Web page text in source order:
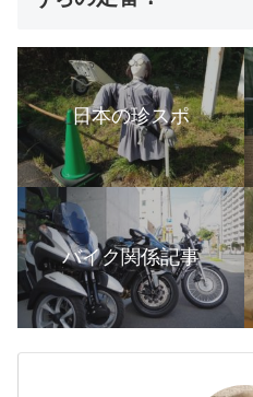
日本の珍スポ
バイク関係記事